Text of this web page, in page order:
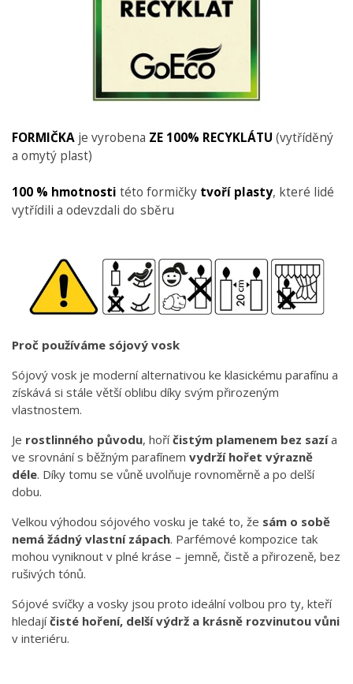
FORMIČKA je vyrobena ZE 100% RECYKLÁTU (vytříděný
a omytý plast)
100 % hmotnosti této formičky tvoří plasty, které lidé
vytřídili a odevzdali do sběru
Proč používáme sójový vosk
Sójový vosk je moderní alternativou ke klasickému parafínu a
získává si stále větší oblibu díky svým přirozeným
vlastnostem.
Je rostlinného původu, hoříčistým plamenem bez sazía
ve srovnání s běžným parafínem vydrží hořet výrazně
déle. Díky tomu se vůně uvolňuje rovnoměrně a po delší
dobu.
Velkou výhodou sójového vosku je také to, že sám o sobě
nemá žádný vlastní zápach. Parfémové kompozice tak
mohou vyniknout v plné kráse – jemně, čistě a přirozeně, bez
rušivých tónů.
Sójové svíčky a vosky jsou proto ideální volbou pro ty, kteří
hledajíčisté hoření, delší výdrž a krásně rozvinutou vůni
v interiéru.